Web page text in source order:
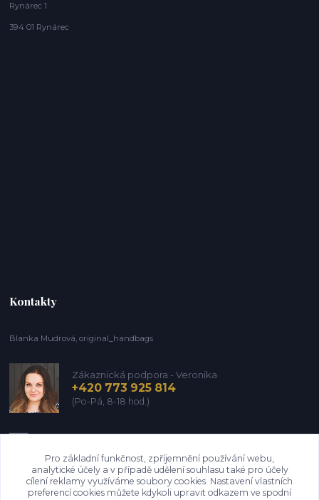
Rynárec 1
394 01 Rynárec
Kontakty
Blanka Mudrová, original_handbags
Zákaznická podpora - Veronika
+420 773 925 814
(Po-Pá, 8-18 hod.)
Pro základní funkčnost, zpříjemnění používání webu,
analytické účely a v případě udělení souhlasu také pro účely
cílení reklamy využíváme soubory cookies. Nastavení vlastních
preferencí cookies můžete kdykoli upravit odkazem ve spodní